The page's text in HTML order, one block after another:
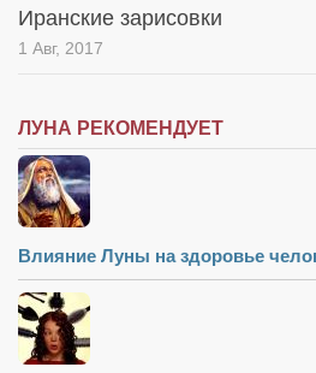
Иранские зарисовки
1 Авг, 2017
ЛУНА РЕКОМЕНДУЕТ
Влияние Луны на здоровье